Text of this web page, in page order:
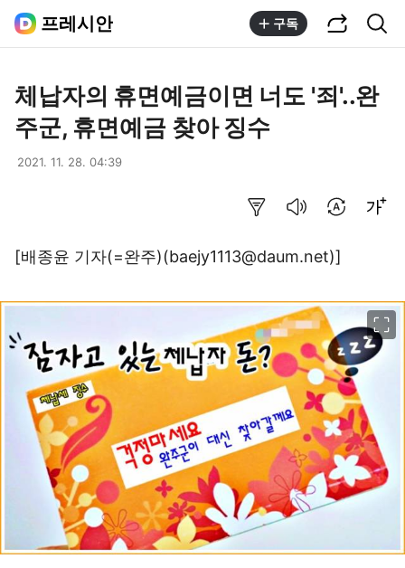
프레시안 구독
체납자의 휴면예금이면 너도 '죄'..완
주군, 휴면예금 찾아 징수
2021. 11. 28. 04:39
[배종윤 기자(=완주)(baejy1113@daum.net)]